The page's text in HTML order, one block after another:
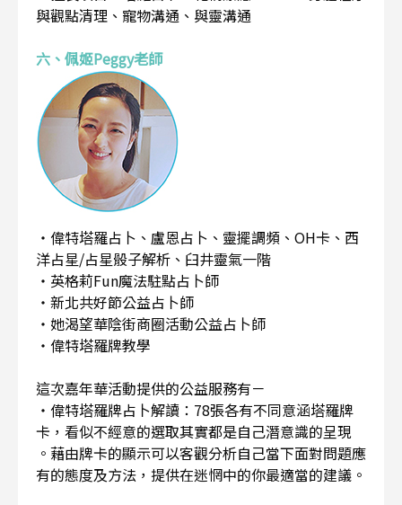
與觀點清理、寵物溝通、與靈溝通
六、佩姬Peggy老師
・偉特塔羅占卜、盧恩占卜、靈擺調頻、OH卡、西
洋占星/占星骰子解析、臼井靈氣一階
・英格莉Fun魔法駐點占卜師
・新北共好節公益占卜師
・她渴望華陰街商圈活動公益占卜師
・偉特塔羅牌教學
這次嘉年華活動提供的公益服務有－
・偉特塔羅牌占卜解讀：78張各有不同意涵塔羅牌
卡，看似不經意的選取其實都是自己潛意識的呈現
。藉由牌卡的顯示可以客觀分析自己當下面對問題應
有的態度及方法，提供在迷惘中的你最適當的建議。